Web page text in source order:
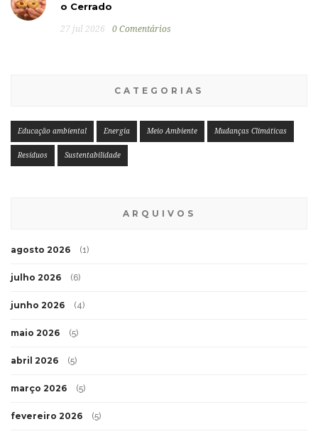
o Cerrado
27 jul 2026 0 Comentários
CATEGORIAS
Educação ambiental Energia Meio Ambiente Mudanças Climáticas
Resíduos Sustentabilidade
ARQUIVOS
agosto 2026 (1)
julho 2026 (6)
junho 2026 (4)
maio 2026 (5)
abril 2026 (5)
março 2026 (5)
fevereiro 2026 (5)